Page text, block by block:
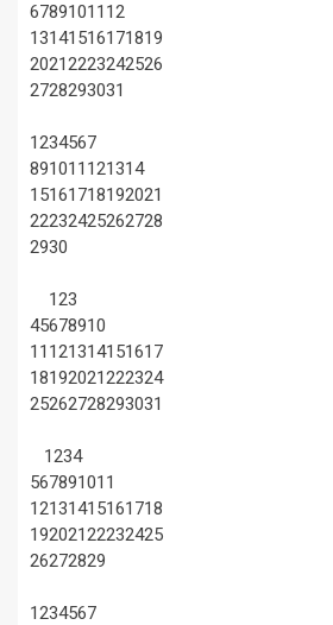
67891011 12
13141516171819
20212223242526
2728293031
1234567
891011 121314
15161718192021
22232425262728
2930
123
45678910
11 121314151617
18192021222324
25262728293031
1234
567891011
12131415161718
19202122232425
26272829
1234567